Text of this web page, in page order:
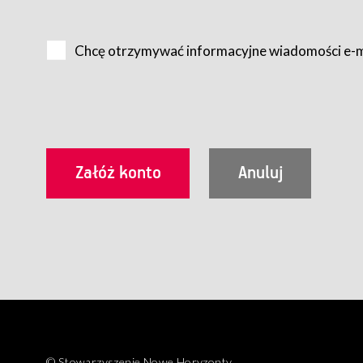
Usługobiorca przed rozpoczęciem korzystania z
utrwalenie i wydrukowanie.
§ 3
Korzystanie ze wszystkich aplikacji Serwisu może być
Chcę otrzymywać informacyjne wiadomości e-